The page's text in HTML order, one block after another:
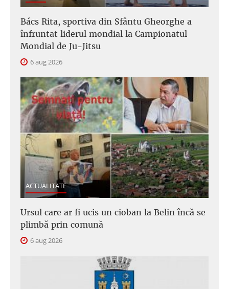
Bács Rita, sportiva din Sfântu Gheorghe a
înfruntat liderul mondial la Campionatul
Mondial de Ju-Jitsu
6 aug 2026
ACTUALITATE
Ursul care ar fi ucis un cioban la Belin încă se
plimbă prin comună
6 aug 2026